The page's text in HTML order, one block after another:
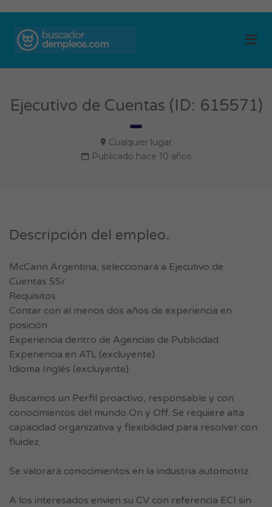
Ejecutivo de Cuentas (ID: 615571)
Cualquier lugar
Publicado hace 10 años
Descripción del empleo.
McCann Argentina, seleccionará a Ejecutivo de
Cuentas SSr
Requisitos
Contar con al menos dos años de experiencia en
posición
Experiencia dentro de Agencias de Publicidad
Experiencia en ATL (excluyente)
Idioma Inglés (excluyente).
Buscamos un Perfil proactivo, responsable y con
conocimientos del mundo On y Off. Se requiere alta
capacidad organizativa y flexibilidad para resolver con
fluidez.
Se valorará conocimientos en la industria automotriz.
A los interesados envien su CV con referencia ECI sin